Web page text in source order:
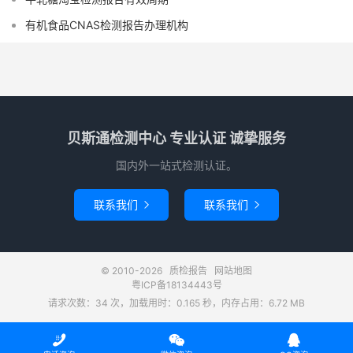
有机食品CNAS检测报告办理机构
贝斯通检测中心 专业认证 诚挚服务
国内外一站式检测认证。
联系我们  联系我们 
© 2010-2026 质检报告
网站地图
粤ICP备18134443号
请求次数：34 次，加载用时：0.165 秒，内存占用：6.72 MB
  